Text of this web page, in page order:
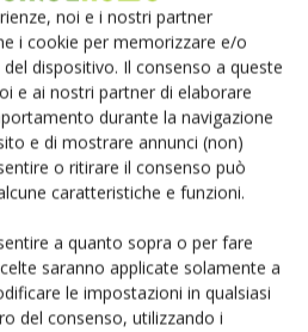
noi e i nostri partner
i cookie per memorizzare e/o
dispositivo. Il consenso a queste
e ai nostri partner di elaborare
durante la navigazione
e di mostrare annunci (non)
o ritirare il consenso può
caratteristiche e funzioni.
a quanto sopra o per fare
saranno applicate solamente a
le impostazioni in qualsiasi
del consenso, utilizzando i
di singole unità discrete, ma di
implementazioni di questo
sono in grado di
molto elevate, pur essendo
dal punto di vista
storage più adatta alle proprie
che viene preso in
è il rapporto